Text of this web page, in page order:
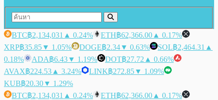
BTC฿2,134,031 ▲ 0.24% ETH฿62,366.00 ▲ 0.17%
XRP฿35.85▼ 1.05% DOGE฿2.34▼ 0.63% SOL฿2,464.31 ▲
0.18%
ADA฿6.43▼ 1.19% DOT฿27.72 ▲ 0.66%
AVAX฿224.53 ▲ 3.24% LINK฿272.85▼ 1.09%
KUB฿20.30▼ 1.29%
BTC฿2,134,031 ▲ 0.24% ETH฿62,366.00 ▲ 0.17%